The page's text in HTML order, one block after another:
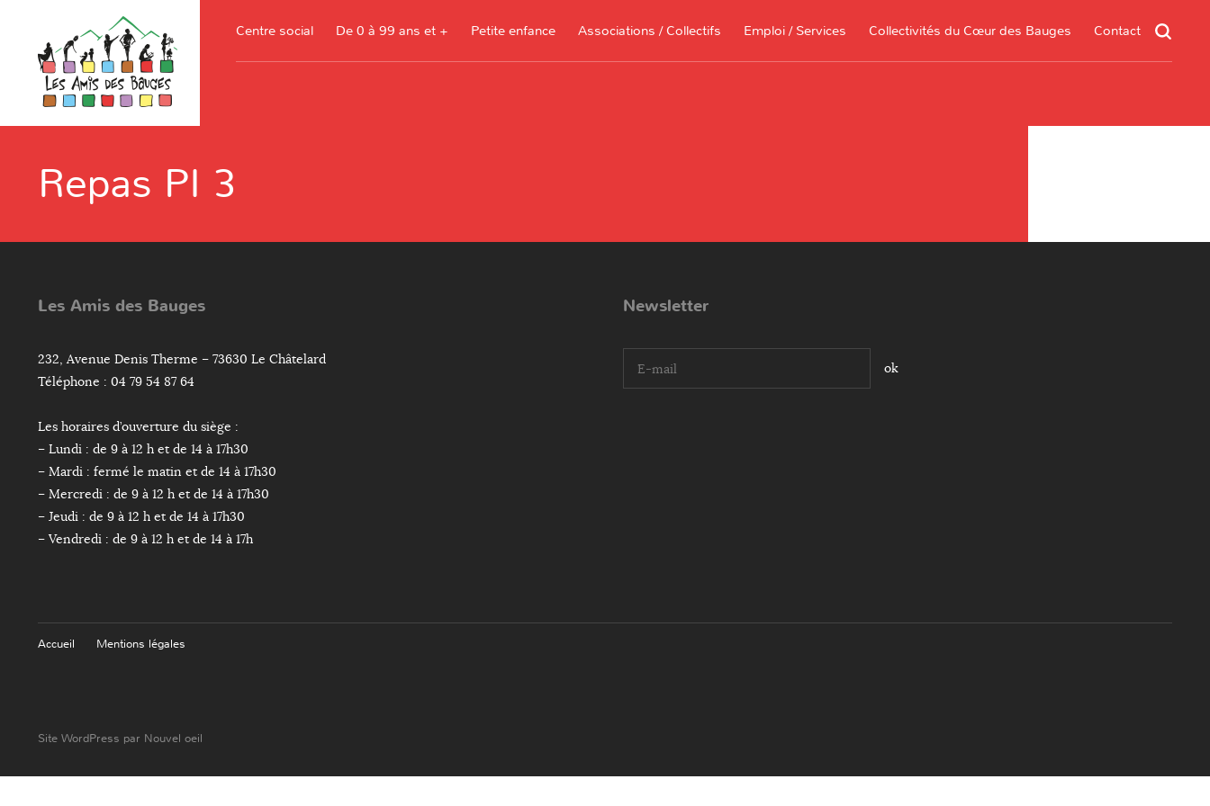
Centre social De 0 à 99 ans et + Petite enfance Associations / Collectifs Emploi / Services Collectivités du Cœur des Bauges Contact
Repas PI 3
Les Amis des Bauges
232, Avenue Denis Therme – 73630 Le Châtelard
Téléphone : 04 79 54 87 64
Les horaires d’ouverture du siège :
– Lundi : de 9 à 12 h et de 14 à 17h30
– Mardi : fermé le matin et de 14 à 17h30
– Mercredi : de 9 à 12 h et de 14 à 17h30
– Jeudi : de 9 à 12 h et de 14 à 17h30
– Vendredi : de 9 à 12 h et de 14 à 17h
Newsletter
I agree terms and conditions.*
Accueil Mentions légales
Site WordPress par Nouvel oeil